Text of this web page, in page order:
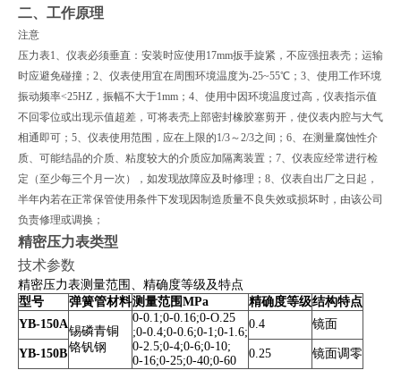
二、工作原理
注意
压力表1、仪表必须垂直：安装时应使用17mm扳手旋紧，不应强扭表壳；运输
时应避免碰撞；2、仪表使用宜在周围环境温度为-25~55℃；3、使用工作环境
振动频率<25HZ，振幅不大于1mm；4、使用中因环境温度过高，仪表指示值
不回零位或出现示值超差，可将表壳上部密封橡胶塞剪开，使仪表内腔与大气
相通即可；5、仪表使用范围，应在上限的1/3～2/3之间；6、在测量腐蚀性介
质、可能结晶的介质、粘度较大的介质应加隔离装置；7、仪表应经常进行检
定（至少每三个月一次），如发现故障应及时修理；8、仪表自出厂之日起，
半年内若在正常保管使用条件下发现因制造质量不良失效或损坏时，由该公司
负责修理或调换；
精密压力表类型
技术参数
精密压力表测量范围、精确度等级及特点
型号
弹簧管材料测量范围MPa 精确度等级结构特点
YB-150A
锡磷青铜
铬钒钢
0-0.1;0-0.16;0-O.25
;0-0.4;0-0.6;0-1;0-1.6;
0-2.5;0-4;0-6;0-10;
0-16;0-25;0-40;0-60
0.4 镜面
YB-150B 0.25 镜面调零